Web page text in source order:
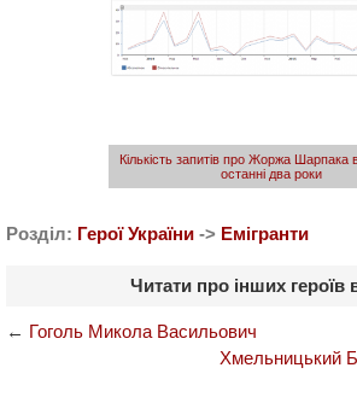
Кількість запитів про Жоржа Шарпака
останні два роки
Розділ: Герої України -> Емігранти
Читати про інших героїв
← Гоголь Микола Васильович
Хмельницький